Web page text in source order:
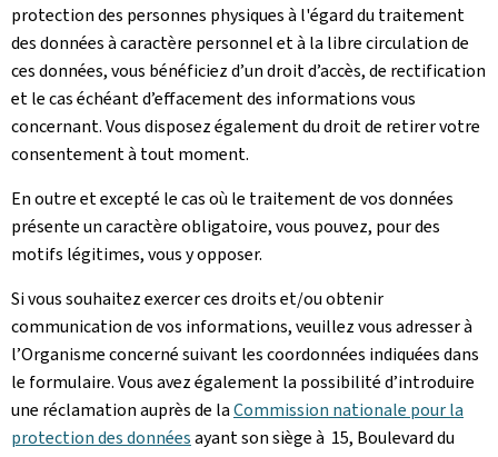
protection des personnes physiques à l'égard du traitement
des données à caractère personnel et à la libre circulation de
ces données, vous bénéficiez d’un droit d’accès, de rectification
et le cas échéant d’effacement des informations vous
concernant. Vous disposez également du droit de retirer votre
consentement à tout moment.
En outre et excepté le cas où le traitement de vos données
présente un caractère obligatoire, vous pouvez, pour des
motifs légitimes, vous y opposer.
Si vous souhaitez exercer ces droits et/ou obtenir
communication de vos informations, veuillez vous adresser à
l’Organisme concerné suivant les coordonnées indiquées dans
le formulaire. Vous avez également la possibilité d’introduire
une réclamation auprès de laCommission nationale pour la
protection des donnéesayant son siège à 15, Boulevard du